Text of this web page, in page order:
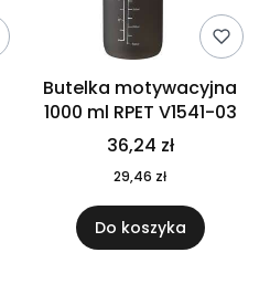
Butelka motywacyjna
1000 ml RPET V1541-03
36,24 zł
29,46 zł
Do koszyka